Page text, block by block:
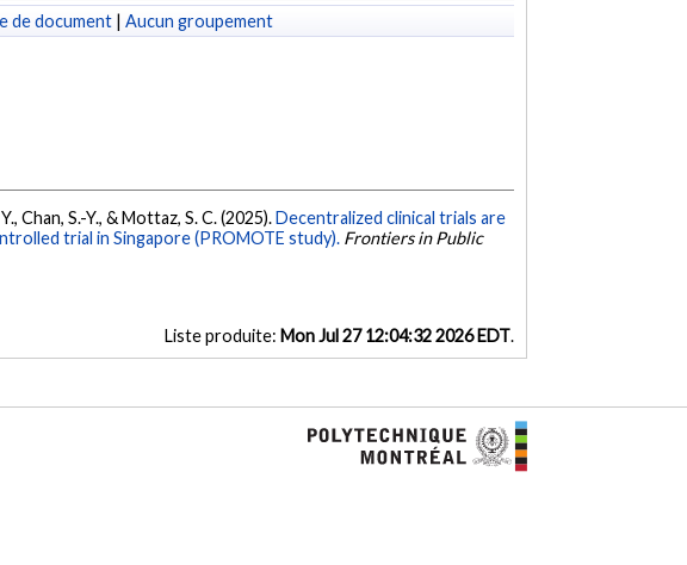
de document | Aucun groupement
Chan, S.-Y., & Mottaz, S. C. (2025).Decentralized clinical trials are
trial in Singapore (PROMOTE study). Frontiers in Public
Liste produite: Mon Jul 27 12:04:32 2026 EDT.